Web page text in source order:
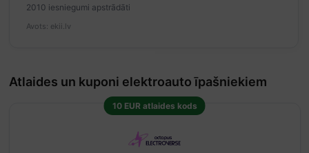
2010 iesniegumi apstrādāti
Avots: ekii.lv
Atlaides un kuponi elektroauto īpašniekiem
10 EUR atlaides kods